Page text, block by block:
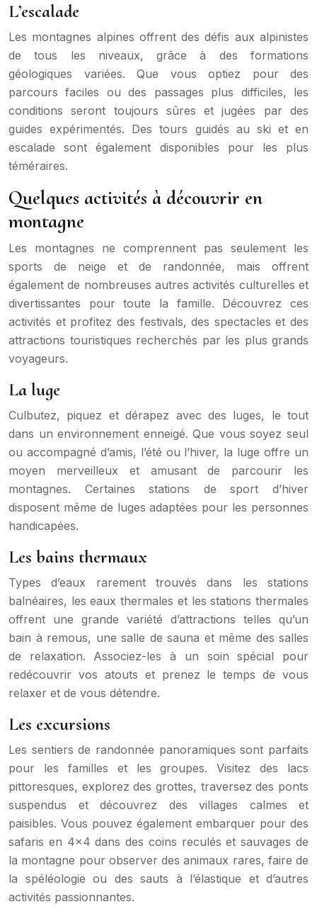
L’escalade
Les montagnes alpines offrent des défis aux alpinistes
de tous les niveaux, grâce à des formations
géologiques variées. Que vous optiez pour des
parcours faciles ou des passages plus difficiles, les
conditions seront toujours sûres et jugées par des
guides expérimentés. Des tours guidés au ski et en
escalade sont également disponibles pour les plus
téméraires.
Quelques activités à découvrir en
montagne
Les montagnes ne comprennent pas seulement les
sports de neige et de randonnée, mais offrent
également de nombreuses autres activités culturelles et
divertissantes pour toute la famille. Découvrez ces
activités et profitez des festivals, des spectacles et des
attractions touristiques recherchés par les plus grands
voyageurs.
La luge
Culbutez, piquez et dérapez avec des luges, le tout
dans un environnement enneigé. Que vous soyez seul
ou accompagné d’amis, l’été ou l’hiver, la luge offre un
moyen merveilleux et amusant de parcourir les
montagnes. Certaines stations de sport d’hiver
disposent même de luges adaptées pour les personnes
handicapées.
Les bains thermaux
Types d’eaux rarement trouvés dans les stations
balnéaires, les eaux thermales et les stations thermales
offrent une grande variété d’attractions telles qu’un
bain à remous, une salle de sauna et même des salles
de relaxation. Associez-les à un soin spécial pour
redécouvrir vos atouts et prenez le temps de vous
relaxer et de vous détendre.
Les excursions
Les sentiers de randonnée panoramiques sont parfaits
pour les familles et les groupes. Visitez des lacs
pittoresques, explorez des grottes, traversez des ponts
suspendus et découvrez des villages calmes et
paisibles. Vous pouvez également embarquer pour des
safaris en 4×4 dans des coins reculés et sauvages de
la montagne pour observer des animaux rares, faire de
la spéléologie ou des sauts à l’élastique et d’autres
activités passionnantes.